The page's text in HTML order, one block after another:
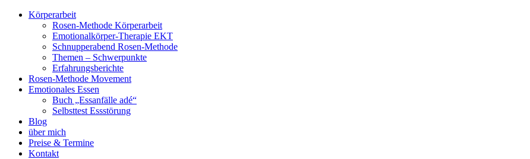
Körperarbeit
Rosen-Methode Körperarbeit
Emotionalkörper-Therapie EKT
Schnupperabend Rosen-Methode
Themen – Schwerpunkte
Erfahrungsberichte
Rosen-Methode Movement
Emotionales Essen
Buch „Essanfälle adé“
Selbsttest Essstörung
Blog
über mich
Preise & Termine
Kontakt